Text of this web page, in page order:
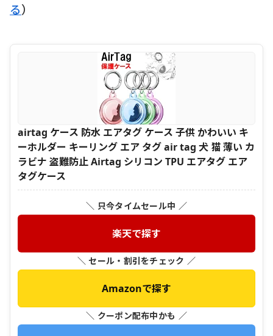
る）
airtag ケース 防水 エアタグ ケース 子供 かわいい キ
ーホルダー キーリング エア タグ air tag 犬 猫 薄い カ
ラビナ 盗難防止 Airtag シリコン TPU エアタグ エア
タグケース
＼ 只今タイムセール中 ／
楽天で探す
＼ セール・割引をチェック ／
Amazonで探す
＼ クーポン配布中かも ／